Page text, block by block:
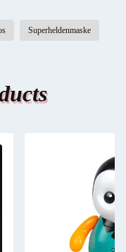
Superheldenmaske